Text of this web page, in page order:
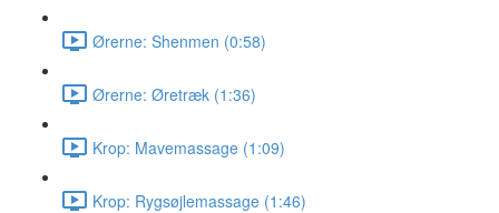
Ørerne: Shenmen (0:58)
Ørerne: Øretræk (1:36)
Krop: Mavemassage (1:09)
Krop: Rygsøjlemassage (1:46)